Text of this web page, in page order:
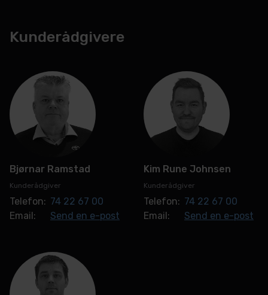
Kunderådgivere
Bjørnar Ramstad
Kunderådgiver
Telefon: 74 22 67 00
Email:
Send en e-post
Kim Rune Johnsen
Kunderådgiver
Telefon: 74 22 67 00
Email:
Send en e-post